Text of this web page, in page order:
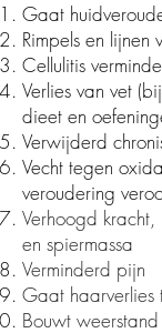
Gaat
Rimpels en lijnen
Cellulitis
Verlies van vet
dieet en
Verwijderd
Vecht tegen
veroudering
Verhoogd kracht,
en spiermassa
Verminderd pijn
Gaat haarverlies
Bouwt